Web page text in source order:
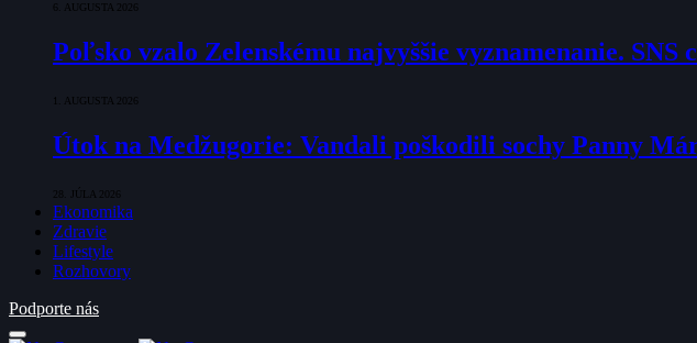
6. AUGUSTA 2026
Poľsko vzalo Zelenskému najvyššie vyznamenanie. SNS
1. AUGUSTA 2026
Útok na Medžugorie: Vandali poškodili sochy Panny
28. JÚLA 2026
Ekonomika
Zdravie
Lifestyle
Rozhovory
Podporte nás